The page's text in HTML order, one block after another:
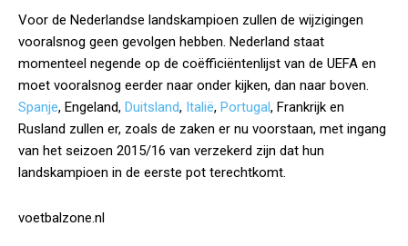
Voor de Nederlandse landskampioen zullen de wijzigingen
vooralsnog geen gevolgen hebben. Nederland staat
momenteel negende op de coëfficiëntenlijst van de UEFA en
moet vooralsnog eerder naar onder kijken, dan naar boven.
Spanje, Engeland, Duitsland, Italië, Portugal, Frankrijk en
Rusland zullen er, zoals de zaken er nu voorstaan, met ingang
van het seizoen 2015/16 van verzekerd zijn dat hun
landskampioen in de eerste pot terechtkomt.
voetbalzone.nl